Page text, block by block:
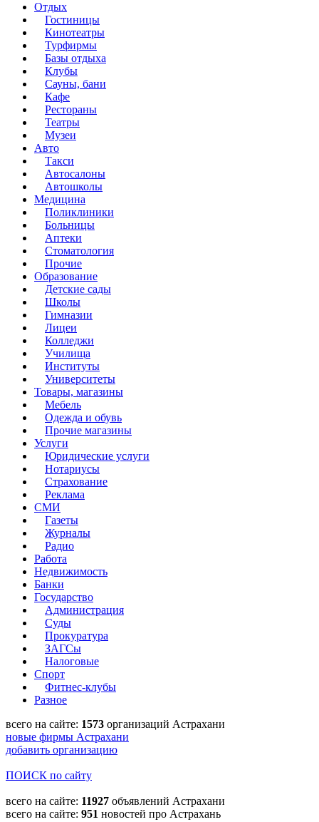
Отдых
Гостиницы
Кинотеатры
Турфирмы
Базы отдыха
Клубы
Сауны, бани
Кафе
Рестораны
Театры
Музеи
Авто
Такси
Автосалоны
Автошколы
Медицина
Поликлиники
Больницы
Аптеки
Стоматология
Прочие
Образование
Детские сады
Школы
Гимназии
Лицеи
Колледжи
Училища
Институты
Университеты
Товары, магазины
Мебель
Одежда и обувь
Прочие магазины
Услуги
Юридические услуги
Нотариусы
Страхование
Реклама
СМИ
Газеты
Журналы
Радио
Работа
Недвижимость
Банки
Государство
Администрация
Суды
Прокуратура
ЗАГСы
Налоговые
Спорт
Фитнес-клубы
Разное
всего на сайте: 1573 организаций Астрахани
новые фирмы Астрахани
добавить организацию
ПОИСК по сайту
всего на сайте: 11927 объявлений Астрахани
всего на сайте: 951 новостей про Астрахань